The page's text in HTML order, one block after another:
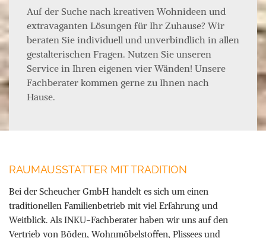
Auf der Suche nach kreativen Wohnideen und
extravaganten Lösungen für Ihr Zuhause? Wir
beraten Sie individuell und unverbindlich in allen
gestalterischen Fragen. Nutzen Sie unseren
Service in Ihren eigenen vier Wänden! Unsere
Fachberater kommen gerne zu Ihnen nach
Hause.
RAUMAUSSTATTER MIT TRADITION
Bei der Scheucher GmbH handelt es sich um einen
traditionellen Familienbetrieb mit viel Erfahrung und
Weitblick. Als INKU-Fachberater haben wir uns auf den
Vertrieb von Böden, Wohnmöbelstoffen, Plissees und